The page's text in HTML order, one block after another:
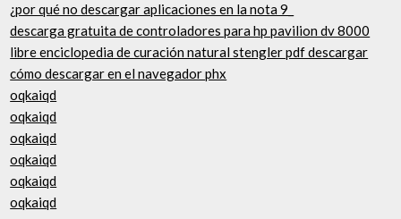
¿por qué no descargar aplicaciones en la nota 9_
descarga gratuita de controladores para hp pavilion dv 8000
libre enciclopedia de curación natural stengler pdf descargar
cómo descargar en el navegador phx
oqkaiqd
oqkaiqd
oqkaiqd
oqkaiqd
oqkaiqd
oqkaiqd